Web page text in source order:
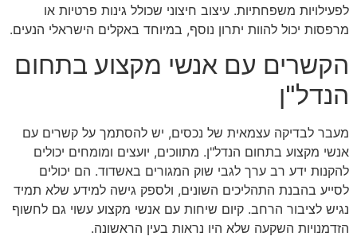
לפעילויות משפחתיות. עיצוב חיצוני שכולל גינות פרטיות או
מרפסות יכול להוות יתרון נוסף, במיוחד באקלים הישראלי הנעים.
הקשרים עם אנשי מקצוע בתחום
הנדל"ן
מעבר לבדיקה עצמאית של נכסים, יש להסתמך על קשרים עם
אנשי מקצוע בתחום הנדל"ן. מתווכים, יועצים ומומחים יכולים
להקנות ידע רב ערך לגבי שוק המגורים באשדוד. הם יכולים
לסייע בהבנת התהליכים השונים, ולספק גישה למידע שלא תמיד
נגיש לציבור הרחב. קיום שיחות עם אנשי מקצוע עשוי גם לחשוף
הזדמנויות השקעה שלא היו נראות בעין הראשונה.